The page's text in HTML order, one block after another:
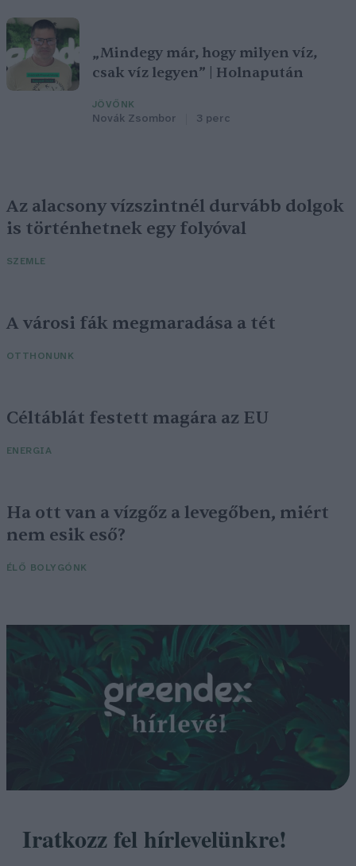
„Mindegy már, hogy milyen víz,
csak víz legyen” | Holnapután
JÖVŐNK
Novák Zsombor 3 perc
Az alacsony vízszintnél durvább dolgok
is történhetnek egy folyóval
SZEMLE
A városi fák megmaradása a tét
OTTHONUNK
Céltáblát festett magára az EU
ENERGIA
Ha ott van a vízgőz a levegőben, miért
nem esik eső?
ÉLŐ BOLYGÓNK
Iratkozz fel hírlevelünkre!